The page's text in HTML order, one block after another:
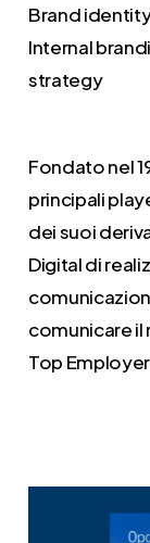
Brand
Internal
strategy
Fondato nel
principali
dei suoi
Digital di
comunicare
Top